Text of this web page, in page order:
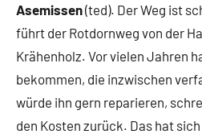
Asemissen(ted). Der Weg ist
führt der Rotdornweg von der
Krähenholz. Vor vielen Jahren
bekommen, die inzwischen
würde ihn gern reparieren,
den Kosten zurück. Das hat